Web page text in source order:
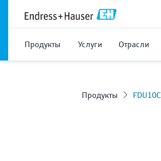
Продукты Услуги Отрасли
Продукты FDU10C